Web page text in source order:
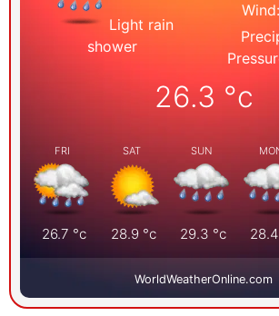
Light rain
shower
26.3 °c
FRI
26.7 °c
SAT
28.9 °c
SUN
29.3 °c 28.4
WorldWeatherOnline.com